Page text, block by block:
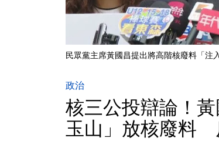
民眾黨主席黃國昌提出將高階核廢料「注
政治
核三公投辯論！
玉山」放核廢料